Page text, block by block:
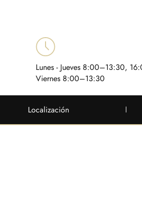
Lunes - Jueves 8:00–13:30,
Viernes 8:00–13:30
Localización